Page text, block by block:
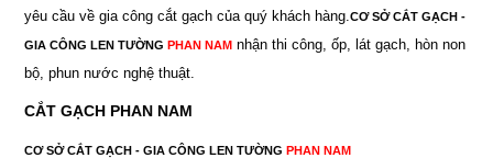
yêu cầu về gia công cắt gạch của quý khách hàng. CƠ SỞ CẮT GẠCH -
GIA CÔNG LEN TƯỜNG PHAN NAMnhận thi công, ốp, lát gạch, hòn non
bộ, phun nước nghệ thuật.
CẮT GẠCH PHAN NAM
CƠ SỞ CẮT GẠCH - GIA CÔNG LEN TƯỜNG PHAN NAM